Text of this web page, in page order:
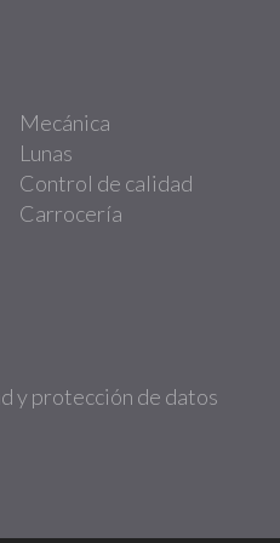
Mecánica
Lunas
Control de calidad
Carrocería
y protección de datos